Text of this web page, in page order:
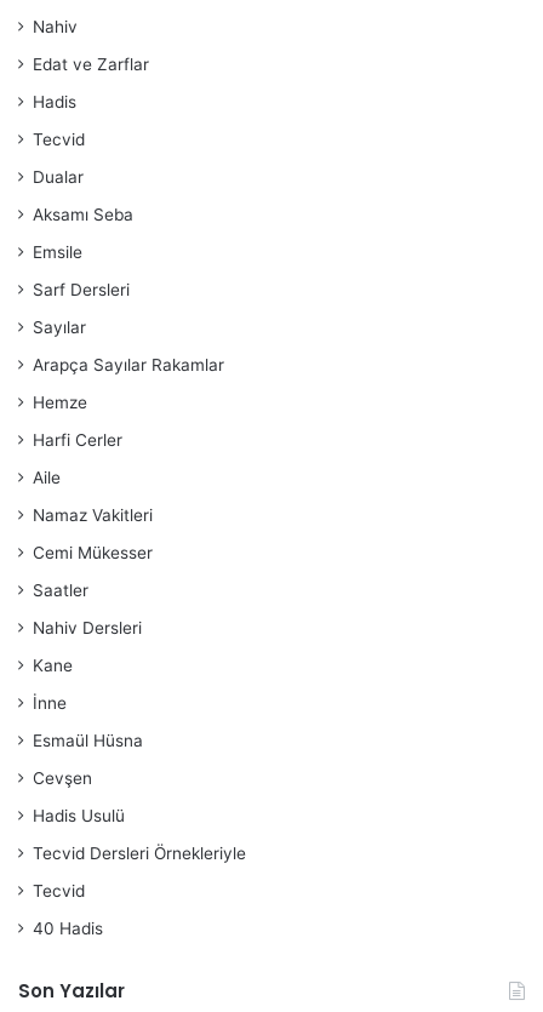
Nahiv
Edat ve Zarflar
Hadis
Tecvid
Dualar
Aksamı Seba
Emsile
Sarf Dersleri
Sayılar
Arapça Sayılar Rakamlar
Hemze
Harfi Cerler
Aile
Namaz Vakitleri
Cemi Mükesser
Saatler
Nahiv Dersleri
Kane
İnne
Esmaül Hüsna
Cevşen
Hadis Usulü
Tecvid Dersleri Örnekleriyle
Tecvid
40 Hadis
Son Yazılar